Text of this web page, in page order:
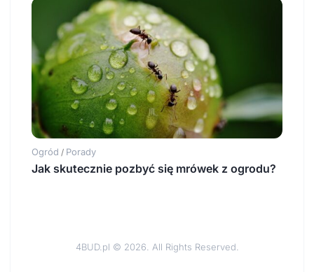
Ogród / Porady
Jak skutecznie pozbyć się mrówek z ogrodu?
4BUD.pl © 2026. All Rights Reserved.